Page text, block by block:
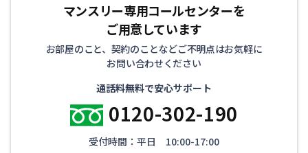
マンスリー専用コールセンターを
ご用意しています
お部屋のこと、契約のことなどご不明点はお気軽に
お問い合わせください
通話料無料で安心サポート
0120-302-190
受付時間：平日 10:00-17:00